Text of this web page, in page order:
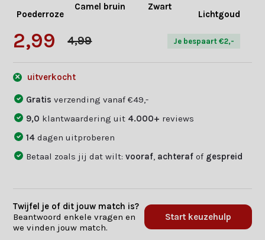
Poederroze
Camel bruin Zwart
Lichtgoud
2,99 4,99 Je bespaart €2,-
uitverkocht
Gratisverzending vanaf €49,-
9,0 klantwaardering uit 4.000+ reviews
14dagen uitproberen
Betaal zoals jij dat wilt:vooraf, achteraf of gespreid
Twijfel je of dit jouw match is?
Beantwoord enkele vragen en
we vinden jouw match.
Start keuzehulp